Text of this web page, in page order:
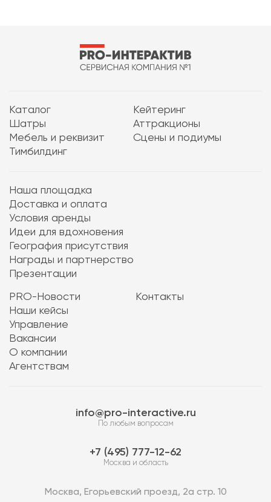
Каталог
Кейтеринг
Шатры
Аттракционы
Мебель и реквизит
Сцены и подиумы
Тимбилдинг
Наша площадка
Доставка и оплата
Условия аренды
Идеи для вдохновения
География присутствия
Награды и партнерство
Презентации
PRO-Новости
Наши кейсы
Управление
Вакансии
О компании
Агентствам
Контакты
info@pro-interactive.ru
По любым вопросам
7 (495) 777-12-62
Москва и область
Москва, Егорьевский проезд, 2а стр. 10